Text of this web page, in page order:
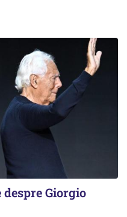
Giorgio